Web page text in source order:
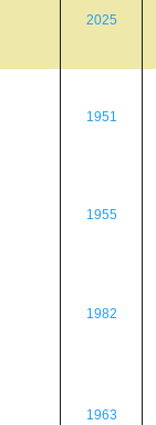
2025
1951
1955
1982
1963